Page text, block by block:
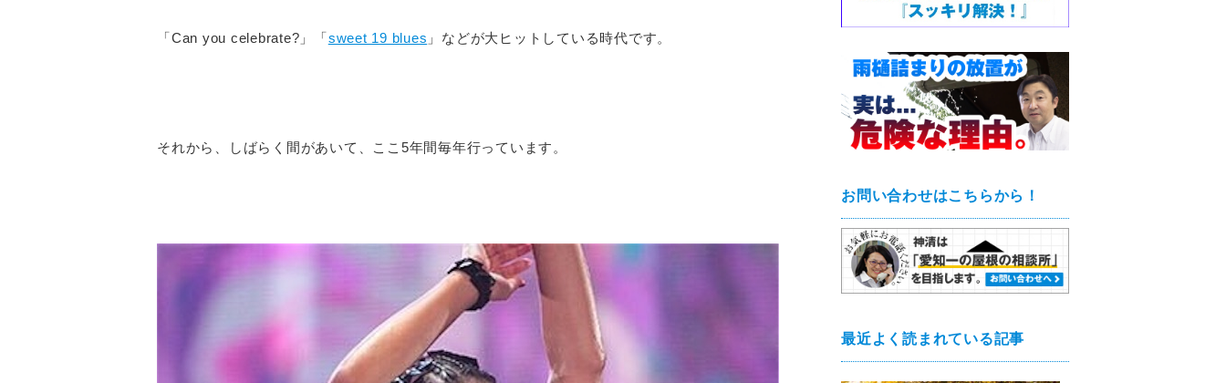
「Can you celebrate?」「sweet 19 blues 」などが大ヒットしている時代です。
それから、しばらく間があいて、ここ5年間毎年行っています。
お問い合わせはこちらから！
最近よく読まれている記事